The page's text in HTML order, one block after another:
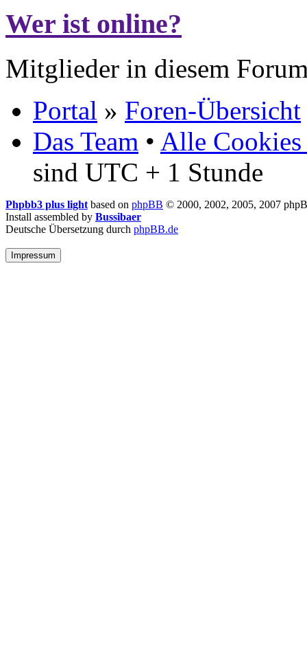
Wer ist online?
Mitglieder in diesem
Portal » Foren-Übersicht
Das Team • Alle Cookies
sind UTC + 1 Stunde
Phpbb3 plus light based on phpBB © 2000, 2002, 2005, 2007
Install assembled by Bussibaer
Deutsche Übersetzung durch phpBB.de